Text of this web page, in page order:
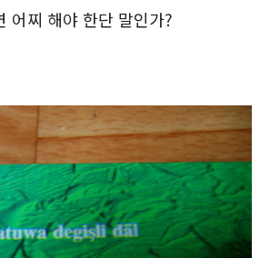
어찌 해야 한단 말인가?